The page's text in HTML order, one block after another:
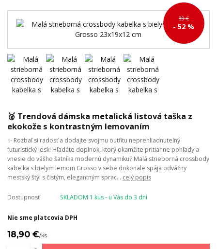
39 €
- 52 %
🥈 Trendová dámska metalická listová taška z
ekokože s kontrastným lemovaním
✨ Rozbaľ si radosť a dodajte svojmu outfitu neprehliadnuteľný
futuristický lesk! Hľadáte doplnok, ktorý okamžite pritiahne pohľady a
vnesie do vášho šatníka modernú dynamiku? Malá strieborná crossbody
kabelka s bielym lemom Grosso v sebe dokonale spája odvážny
mestský štýl s čistým, elegantným sprac... celý popis
Dostupnosť SKLADOM 1 kus - u Vás do 3 dní
Nie sme platcovia DPH
18,90 €/ks